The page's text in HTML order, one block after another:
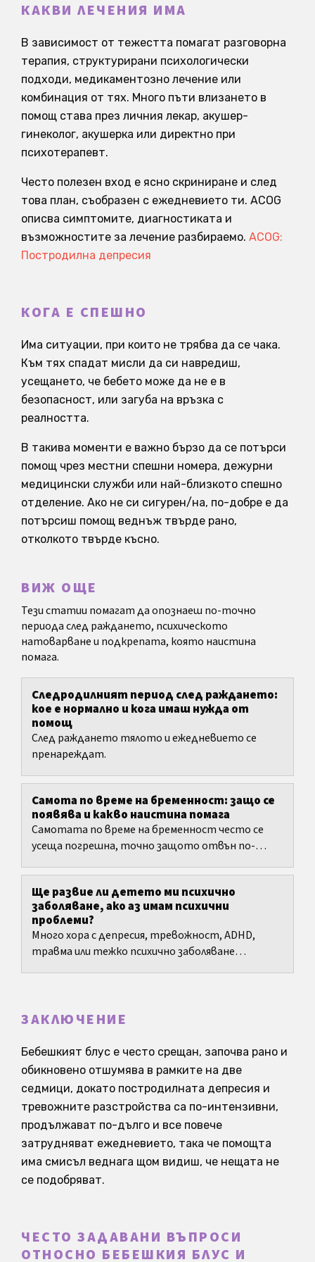
КАКВИ ЛЕЧЕНИЯ ИМА
В зависимост от тежестта помагат разговорна
терапия, структурирани психологически
подходи, медикаментозно лечение или
комбинация от тях. Много пъти влизането в
помощ става през личния лекар, акушер-
гинеколог, акушерка или директно при
психотерапевт.
Често полезен вход е ясно скриниране и след
това план, съобразен с ежедневието ти. ACOG
описва симптомите, диагностиката и
възможностите за лечение разбираемо. ACOG:
Постродилна депресия
КОГА Е СПЕШНО
Има ситуации, при които не трябва да се чака.
Към тях спадат мисли да си навредиш,
усещането, че бебето може да не е в
безопасност, или загуба на връзка с
реалността.
В такива моменти е важно бързо да се потърси
помощ чрез местни спешни номера, дежурни
медицински служби или най-близкото спешно
отделение. Ако не си сигурен/на, по-добре е да
потърсиш помощ веднъж твърде рано,
отколкото твърде късно.
ВИЖ ОЩЕ
Тези статии помагат да опознаеш по-точно
периода след раждането, психическото
натоварване и подкрепата, която наистина
помага.
Следродилният период след раждането:
кое е нормално и кога имаш нужда от
помощ
След раждането тялото и ежедневието се
пренареждат.
Самота по време на бременност: защо се
появява и какво наистина помага
Самотата по време на бременност често се
усеща погрешна, точно защото отвън по-
Ще развие ли детето ми психично
заболяване, ако аз имам психични
проблеми?
Много хора с депресия, тревожност, ADHD,
травма или тежко психично заболяване
ЗАКЛЮЧЕНИЕ
Бебешкият блус е често срещан, започва рано и
обикновено отшумява в рамките на две
седмици, докато постродилната депресия и
тревожните разстройства са по-интензивни,
продължават по-дълго и все повече
затрудняват ежедневието, така че помощта
има смисъл веднага щом видиш, че нещата не
се подобряват.
ЧЕСТО ЗАДАВАНИ ВЪПРОСИ
ОТНОСНО БЕБЕШКИЯ БЛУС И